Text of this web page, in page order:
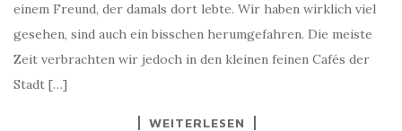
einem Freund, der damals dort lebte. Wir haben wirklich viel
gesehen, sind auch ein bisschen herumgefahren. Die meiste
Zeit verbrachten wir jedoch in den kleinen feinen Cafés der
Stadt […]
WEITERLESEN